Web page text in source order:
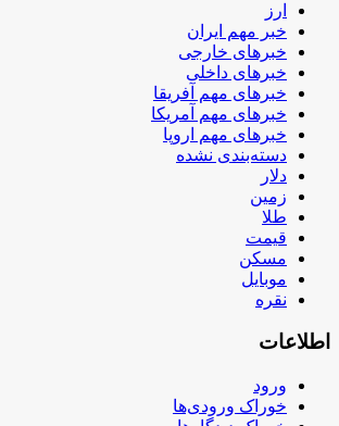
ارز
خبر مهم ایران
خبرهای خارجی
خبرهای داخلی
خبرهای مهم آفریقا
خبرهای مهم آمریکا
خبرهای مهم اروپا
دسته‌بندی نشده
دلار
زمین
طلا
قیمت
مسکن
موبایل
نقره
اطلاعات
ورود
خوراک ورودی‌ها